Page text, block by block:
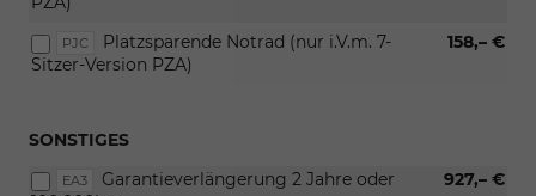
PJC 158,– €
Platzsparende Notrad (nur i.V.m. 7-
Sitzer-Version PZA)
SONSTIGES
EA3 927,– €
Garantieverlängerung 2 Jahre oder